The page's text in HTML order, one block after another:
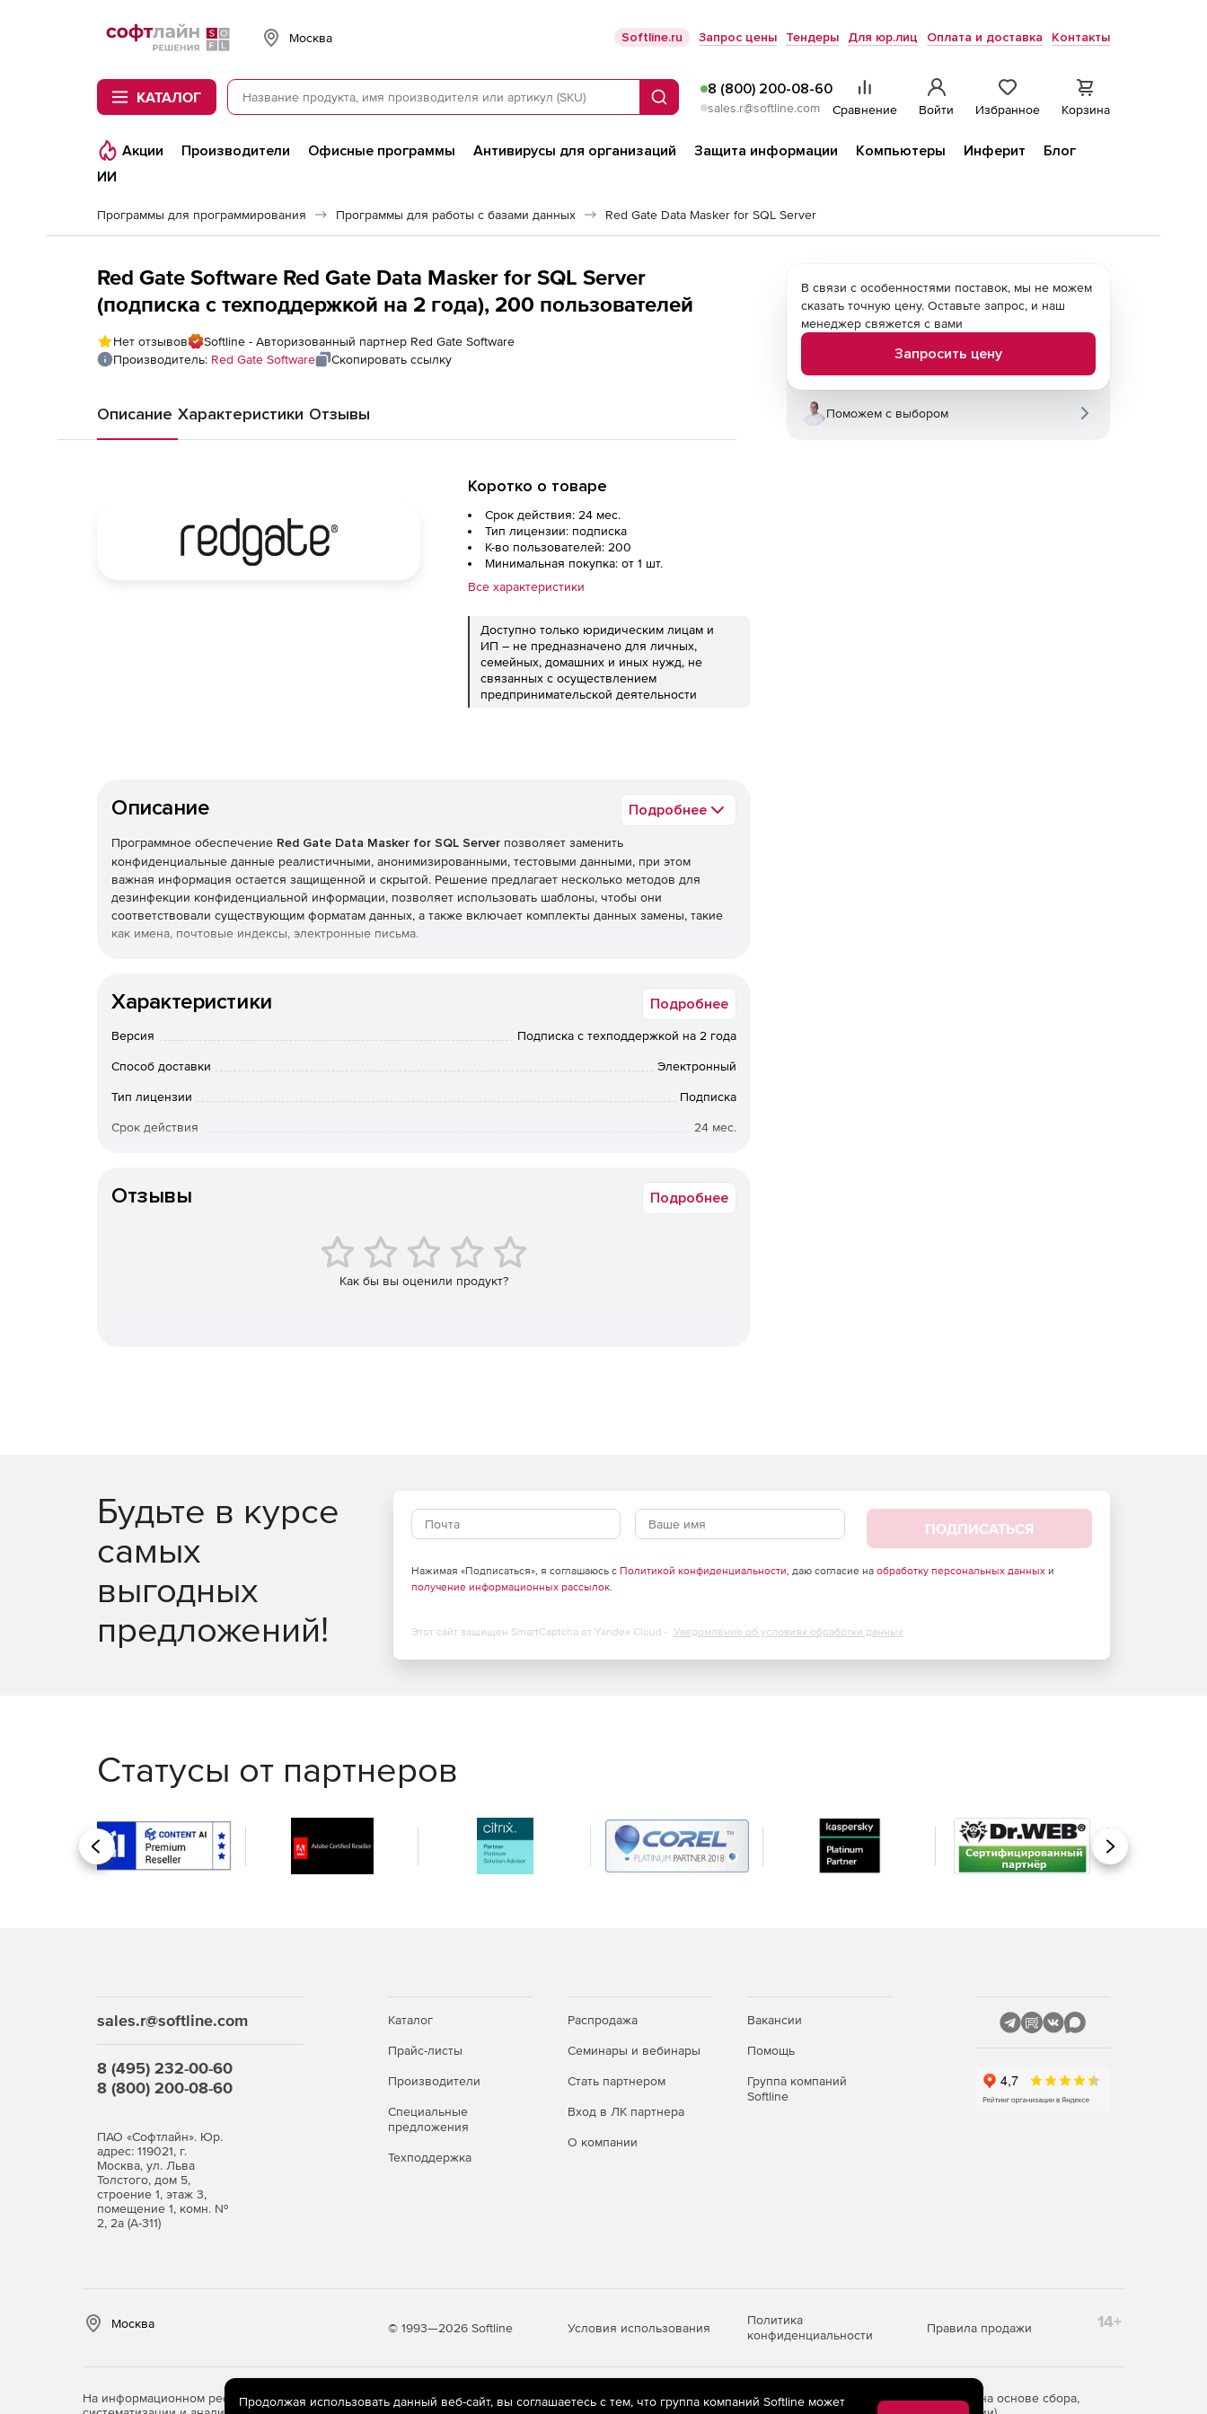
Softline
Москва Softline.ru Запрос цены Тендеры Для юр.лиц Оплата и доставка Контакты
КАТАЛОГ Поиск
8 (800) 200-08-60
sales.r@softline.com Сравнение Войти Избранное Корзина
Акции Производители Офисные программы Антивирусы для организаций Защита информации Компьютеры Инферит
Блог
ИИ
Программы для программирования Программы для работы с базами данных Red Gate Data Masker for SQL Server
Red Gate Software Red Gate Data Masker for SQL Server
(подписка с техподдержкой на 2 года), 200 пользователей
Нет отзывов
Softline - Авторизованный партнер Red Gate Software
Производитель: Red Gate Software Скопировать ссылку
Описание Характеристики Отзывы
Коротко о товаре
Срок действия: 24 мес.
Тип лицензии: подписка
К-во пользователей: 200
Минимальная покупка: от 1 шт.
Все характеристики
Доступно только юридическим лицам и
ИП – не предназначено для личных,
семейных, домашних и иных нужд, не
связанных с осуществлением
предпринимательской деятельности
Описание Подробнее
Программное обеспечение Red Gate Data Masker for SQL Server позволяет заменить
конфиденциальные данные реалистичными, анонимизированными, тестовыми данными, при этом
важная информация остается защищенной и скрытой. Решение предлагает несколько методов для
дезинфекции конфиденциальной информации, позволяет использовать шаблоны, чтобы они
соответствовали существующим форматам данных, а также включает комплекты данных замены, такие
как имена, почтовые индексы, электронные письма.
контент остается полностью безопасным. Data Masker содержит пользовательские правила
согласованности вновь замаскированных данных между строками в таблице и поддержание
сохранены и повторно запущены в любое время.
конкретных случаев можно добавлять собственные пользовательские коллекции данных.
Характеристики Подробнее
Версия Подписка с техподдержкой на 2 года
Способ доставки Электронный
Тип лицензии Подписка
Срок действия 24 мес.
Отзывы Подробнее
Как бы вы оценили продукт?
В связи с особенностями поставок, мы не можем
сказать точную цену. Оставьте запрос, и наш
менеджер свяжется с вами
Запросить цену
Поможем с выбором
Будьте в курсе
самых
выгодных
предложений!
ПОДПИСАТЬСЯ
Нажимая «Подписаться», я соглашаюсь с Политикой конфиденциальности, даю согласие на обработку персональных данныхи
получение информационных рассылок.
Этот сайт защищен SmartCaptcha от Yandex Cloud - Уведомление об условиях обработки данных
Статусы от партнеров
Назад Вперед
sales.r@softline.com
8 (495) 232-00-60
8 (800) 200-08-60
ПАО «Софтлайн». Юр.
адрес: 119021, г.
Москва, ул. Льва
Толстого, дом 5,
строение 1, этаж 3,
помещение 1, комн. №
2, 2а (А-311)
Каталог
Прайс-листы
Производители
Специальные
предложения
Техподдержка
Распродажа
Семинары и вебинары
Стать партнером
Вход в ЛК партнера
О компании
Вакансии
Помощь
Группа компаний
Softline
Москва © 1993—2026 Softline Условия использования
Политика
конфиденциальности
Правила продажи 14+
На информационном ресурсе store.softline.ru применяютсярекомендательные технологии(информационные технологии предоставления информации на основе сбора,
Продолжая использовать данный веб-сайт, вы соглашаетесь с тем, что группа компаний Softline может